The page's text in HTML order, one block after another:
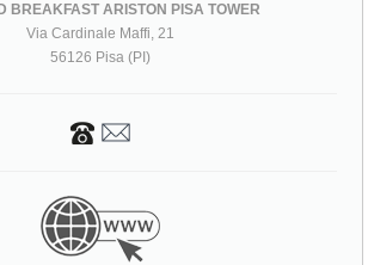
BREAKFAST ARISTON PISA TOWER
Via Cardinale Maffi, 21
56126 Pisa (PI)